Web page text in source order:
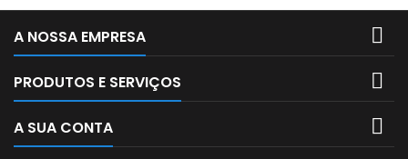
A NOSSA EMPRESA 
PRODUTOS E SERVIÇOS 
A SUA CONTA 